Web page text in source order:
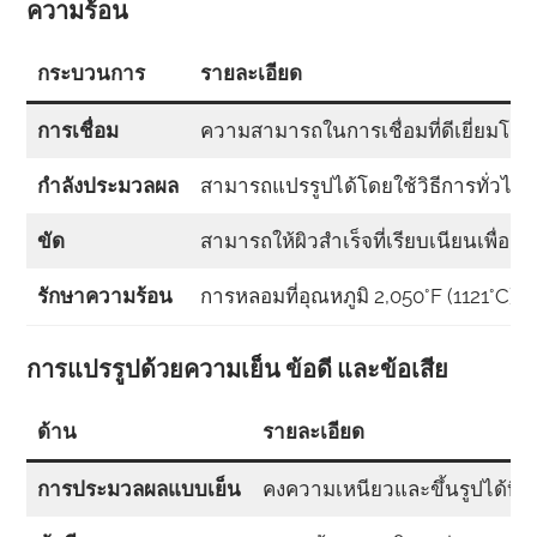
ความร้อน
กระบวนการ รายละเอียด
การเชื่อม ความสามารถในการเชื่อมที่ดีเยี่ยมโด
กำลังประมวลผล สามารถแปรรูปได้โดยใช้วิธีการทั่วไ
ขัด สามารถให้ผิวสำเร็จที่เรียบเนียนเพื่อ
รักษาความร้อน การหลอมที่อุณหภูมิ 2,050°F
การแปรรูปด้วยความเย็น ข้อดี และข้อเสีย
ด้าน รายละเอียด
การประมวลผลแบบเย็น คงความเหนียวและขึ้นรูปได้ที่